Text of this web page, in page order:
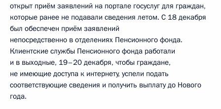
открыт приём заявлений на портале госуслуг для граждан,
которые ранее не подавали сведения летом. С 18 декабря
был обеспечен приём заявлений
непосредственно в отделениях Пенсионного фонда.
Клиентские службы Пенсионного фонда работали
и в выходные, 19–20 декабря, чтобы граждане,
не имеющие доступа к интернету, успели подать
соответствующие сведения и получить выплату до Нового
года.